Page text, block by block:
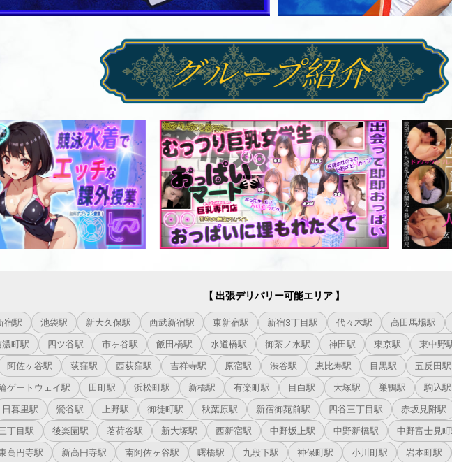
【 出張デリバリー可能エリア 】
宿駅 池袋駅 新大久保駅 西武新宿駅 東新宿駅 新宿3丁目駅 代々木駅 高田馬場駅
濃町駅
四ツ谷駅 市ヶ谷駅 飯田橋駅 水道橋駅 御茶ノ水駅 神田駅 東京駅 東中野
阿佐ヶ谷駅
荻窪駅 西荻窪駅 吉祥寺駅 原宿駅 渋谷駅 恵比寿駅 目黒駅 五反田駅
ゲートウェイ駅
田町駅 浜松町駅 新橋駅 有楽町駅 目白駅 大塚駅 巣鴨駅 駒込駅
日暮里駅
鶯谷駅 上野駅 御徒町駅 秋葉原駅 新宿御苑前駅 四谷三丁目駅 赤坂見附駅
丁目駅
後楽園駅 茗荷谷駅 新大塚駅 西新宿駅 中野坂上駅 中野新橋駅 中野富士見
高円寺駅
新高円寺駅 南阿佐ヶ谷駅 曙橋駅 九段下駅 神保町駅 小川町駅 岩本町駅